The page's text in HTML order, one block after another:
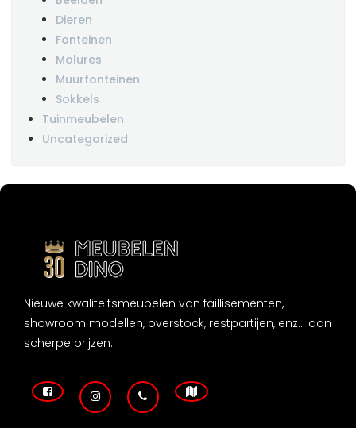
Dieren
Fonteinen
Molures
Muurfonteinen
Sokkels
Tuinmeubelen
Uncategorized
Nieuwe kwaliteitsmeubelen van faillisementen,
showroom modellen, overstock, restpartijen, enz... aan
scherpe prijzen.